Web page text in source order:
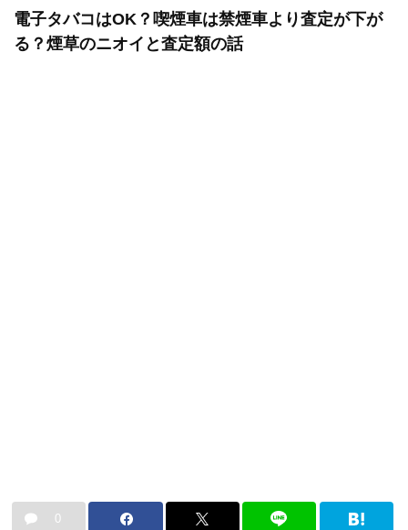
電子タバコはOK？喫煙車は禁煙車より査定が下が
る？煙草のニオイと査定額の話
0